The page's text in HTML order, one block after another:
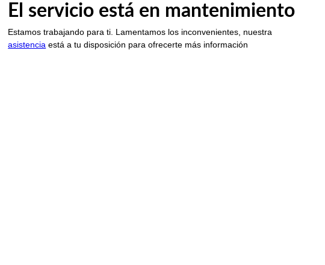
El servicio está en mantenimiento
Estamos trabajando para ti. Lamentamos los inconvenientes, nuestra
asistencia está a tu disposición para ofrecerte más información